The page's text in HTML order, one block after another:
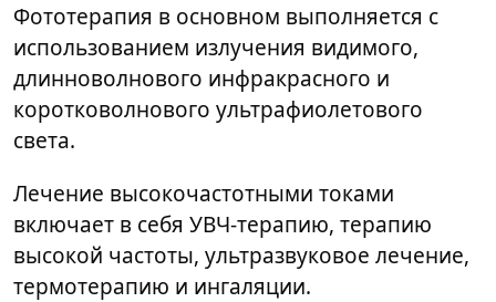
Фототерапия в основном выполняется с
использованием излучения видимого,
длинноволнового инфракрасного и
коротковолнового ультрафиолетового
света.
Лечение высокочастотными токами
включает в себя УВЧ-терапию, терапию
высокой частоты, ультразвуковое лечение,
термотерапию и ингаляции.